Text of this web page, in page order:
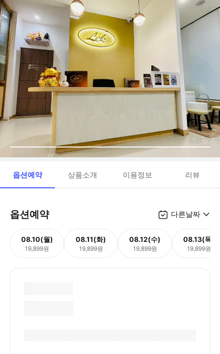
옵션예약 상품소개 이용정보 리뷰
옵션예약 다른날짜
08.10(월)
19,899원
08.11(화)
19,899원
08.12(수)
19,899원
08.13(목)
19,899원